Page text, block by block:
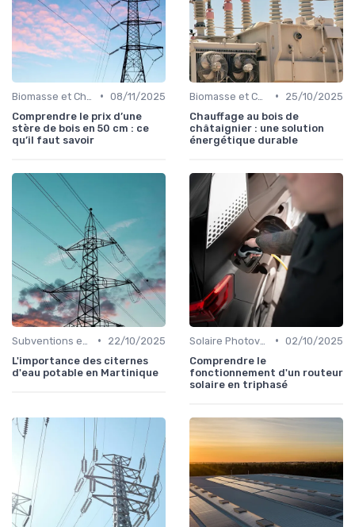
• 08/11/2025
Comprendre le prix d’une
stère de bois en 50 cm : ce
qu’il faut savoir
•
25/10/2025
Chauffage au bois de
châtaignier : une solution
énergétique durable
•
22/10/2025
L'importance des citernes
d'eau potable en Martinique
• 02/10/2025
Comprendre le
fonctionnement d'un routeur
solaire en triphasé